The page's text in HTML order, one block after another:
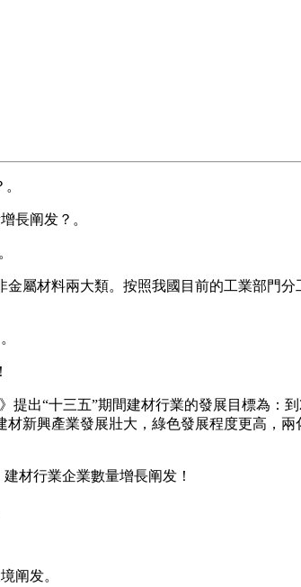
長阐发？。
屬材料兩大類。按照我國目前的工業部門分
出“十三五”期間建材行業的發展目標為：
新興產業發展壯大，綠色發展程度更高，兩
材行業企業數量增長阐发！
阐发。